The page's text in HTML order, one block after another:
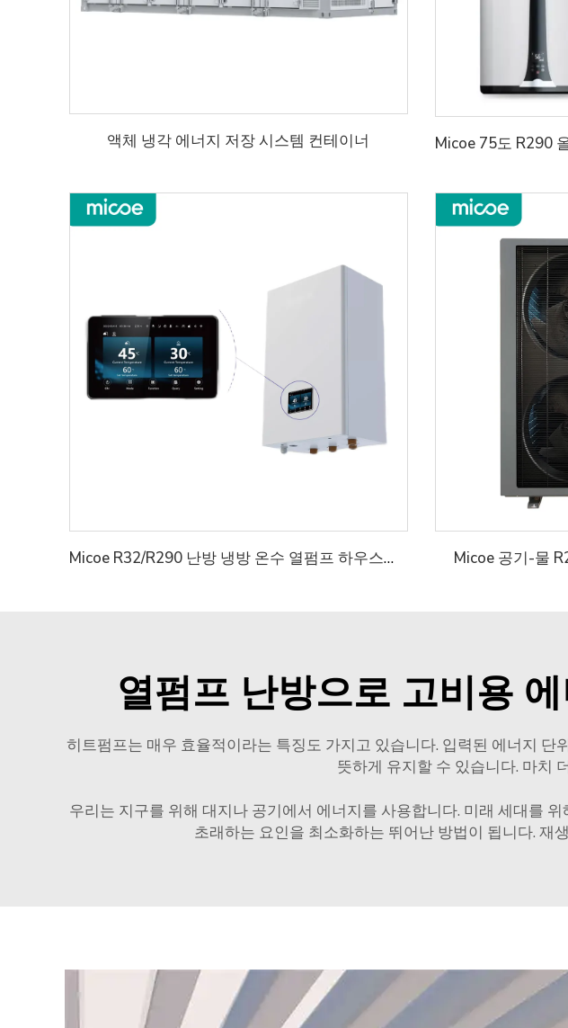
액체 냉각 에너지 저장 시스템 컨테이너
Micoe R32/R290 난방 냉방 온수 열펌프 하우스용 유압 모듈 Micoe 공기-물
열펌프 난방으로 고비용
히트펌프는 매우 효율적이라는 특징도 가지고 있습니다. 입력된 에너지
뜻하게 유지할 수 있습니다. 마치
우리는 지구를 위해 대지나 공기에서 에너지를 사용합니다. 미래 세대를
초래하는 요인을 최소화하는 뛰어난 방법이 됩니다. 재